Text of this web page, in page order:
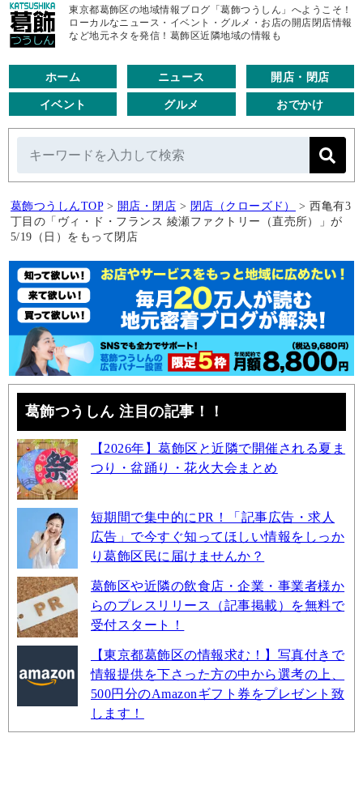
東京都葛飾区の地域情報ブログ「葛飾つうしん」へようこそ！
ローカルなニュース・イベント・グルメ・お店の開店閉店情報
など地元ネタを発信！葛飾区近隣地域の情報も
ホーム ニュース 開店・閉店
イベント グルメ おでかけ
葛飾つうしんTOP > 開店・閉店 > 閉店（クローズド） > 西亀有3
丁目の「ヴィ・ド・フランス 綾瀬ファクトリー（直売所）」が
5/19（日）をもって閉店
葛飾つうしん 注目の記事！！
【2026年】葛飾区と近隣で開催される夏ま
つり・盆踊り・花火大会まとめ
短期間で集中的にPR！「記事広告・求人
広告」で今すぐ知ってほしい情報をしっか
り葛飾区民に届けませんか？
葛飾区や近隣の飲食店・企業・事業者様か
らのプレスリリース（記事掲載）を無料で
受付スタート！
【東京都葛飾区の情報求む！】写真付きで
情報提供を下さった方の中から選考の上、
500円分のAmazonギフト券をプレゼント致
します！